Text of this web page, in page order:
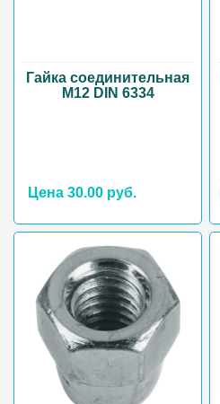
Гайка соединительная
М12 DIN 6334
Цена 30.00 руб.